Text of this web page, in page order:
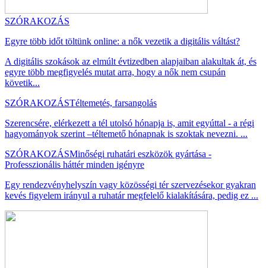
SZÓRAKOZÁS
Egyre több időt töltünk online: a nők vezetik a digitális váltást?
A digitális szokások az elmúlt évtizedben alapjaiban alakultak át, és
egyre több megfigyelés mutat arra, hogy a nők nem csupán
követik...
SZÓRAKOZÁSTéltemetés, farsangolás
Szerencsére, elérkezett a tél utolsó hónapja is, amit egyúttal - a régi
hagyományok szerint –téltemető hónapnak is szoktak nevezni. ...
SZÓRAKOZÁSMinőségi ruhatári eszközök gyártása -
Professzionális háttér minden igényre
Egy rendezvényhelyszín vagy közösségi tér szervezésekor gyakran
kevés figyelem irányul a ruhatár megfelelő kialakítására, pedig ez ...